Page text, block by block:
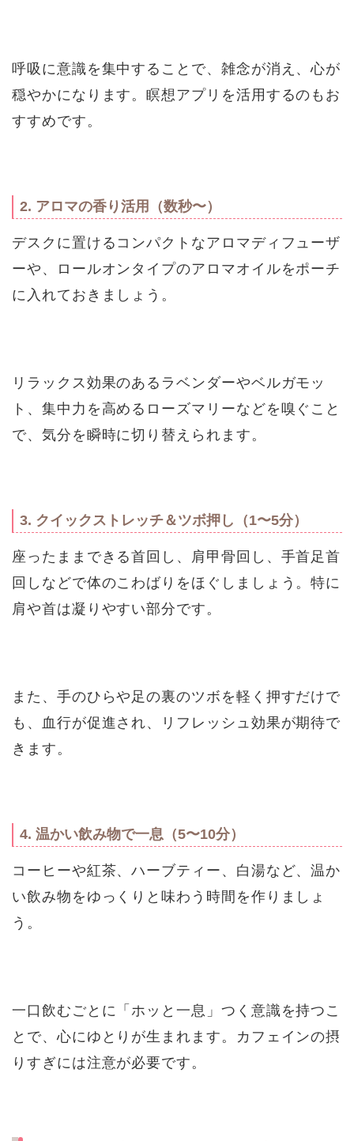
呼吸に意識を集中することで、雑念が消え、心が
穏やかになります。瞑想アプリを活用するのもお
すすめです。
2. アロマの香り活用（数秒〜）
デスクに置けるコンパクトなアロマディフューザ
ーや、ロールオンタイプのアロマオイルをポーチ
に入れておきましょう。
リラックス効果のあるラベンダーやベルガモッ
ト、集中力を高めるローズマリーなどを嗅ぐこと
で、気分を瞬時に切り替えられます。
3. クイックストレッチ＆ツボ押し（1〜5分）
座ったままできる首回し、肩甲骨回し、手首足首
回しなどで体のこわばりをほぐしましょう。特に
肩や首は凝りやすい部分です。
また、手のひらや足の裏のツボを軽く押すだけで
も、血行が促進され、リフレッシュ効果が期待で
きます。
4. 温かい飲み物で一息（5〜10分）
コーヒーや紅茶、ハーブティー、白湯など、温か
い飲み物をゆっくりと味わう時間を作りましょ
う。
一口飲むごとに「ホッと一息」つく意識を持つこ
とで、心にゆとりが生まれます。カフェインの摂
りすぎには注意が必要です。